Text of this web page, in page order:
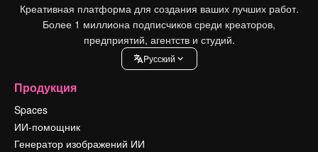
Креативная платформа для создания ваших лучших работ.
Более 1 миллиона подписчиков среди креаторов,
предприятий, агентств и студий.
Pусский
Продукция
Spaces
ИИ-помощник
Генератор изображений ИИ